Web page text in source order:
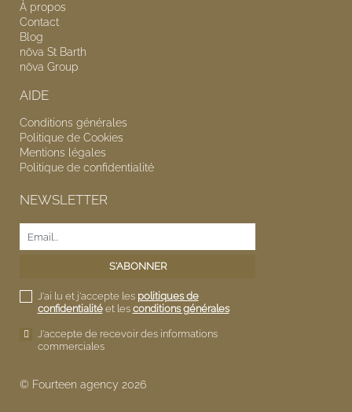
À propos
Contact
Blog
nōva St Barth
nōva Group
AIDE
Conditions générales
Politique de Cookies
Mentions légales
Politique de confidentialité
NEWSLETTER
J'ai lu et j'accepte les politiques de
confidentialitéet les conditions générales
J'accepte de recevoir des informations
commerciales
© Fourteen agency 2026